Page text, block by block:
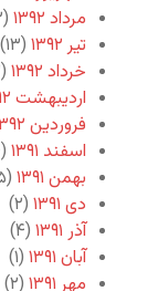
مرداد ۱۳۹۲
(۱۲)
تیر ۱۳۹۲
(۱۳)
خرداد ۱۳۹۲
(۱۳)
اردیبهشت ۱۳۹۲
فروردین ۱۳۹۲
اسفند ۱۳۹۱
(۴)
بهمن ۱۳۹۱
(۵)
دی ۱۳۹۱
(۲)
آذر ۱۳۹۱
(۴)
آبان ۱۳۹۱
(۱)
مهر ۱۳۹۱
(۲)